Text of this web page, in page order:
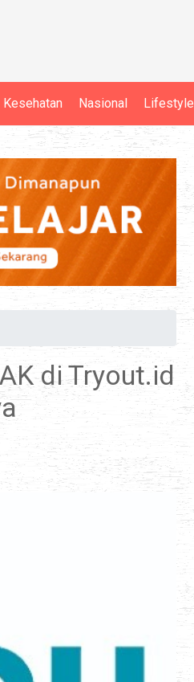
Kesehatan Nasional Lifestyle
di Tryout.id